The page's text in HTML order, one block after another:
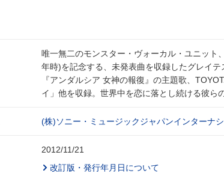
唯一無二のモンスター・ヴォーカル・ユニット
年時)を記念する、未発表曲を収録したグレイ
『アンダルシア 女神の報復』の主題歌、
イ」他を収録。世界中を恋に落とし続ける彼ら
(株)ソニー・ミュージックジャパンインターナ
2012/11/21
改訂版・発行年月日について